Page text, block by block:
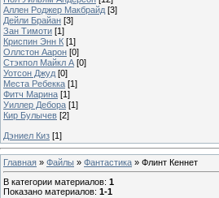
Аллен Роджер Макбрайд [3]
Дейли Брайан [3]
Зан Тимоти [1]
Криспин Энн К [1]
Оллстон Аарон [0]
Стэкпол Майкл А [0]
Уотсон Джуд [0]
Места Ребекка [1]
Фитч Марина [1]
Уиллер Дебора [1]
Кир Булычев [2]
Дэниел Киз [1]
Главная » Файлы » Фантастика » Флинт Кеннет
В категории материалов: 1
Показано материалов: 1-1